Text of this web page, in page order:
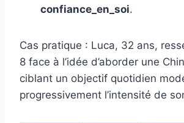
confiance_en_soi.
Cas pratique : Luca, 32 ans,
8 face à l’idée d’aborder une
ciblant un objectif quotidien
progressivement l’intensité de